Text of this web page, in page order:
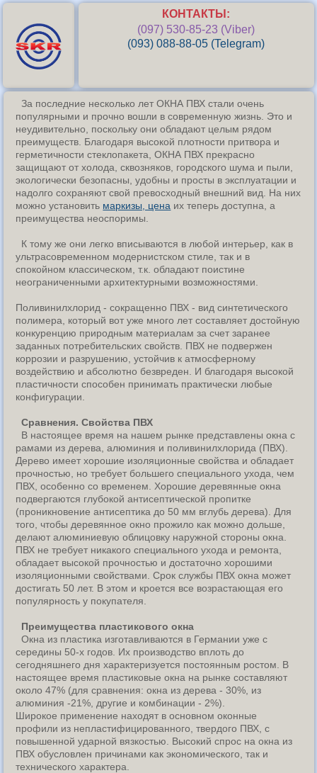
КОНТАКТЫ:
(097) 530-85-23 (Viber)
(093) 088-88-05 (Telegram)
За последние несколько лет ОКНА ПВХ стали очень
популярными и прочно вошли в современную жизнь. Это и
неудивительно, поскольку они обладают целым рядом
преимуществ. Благодаря высокой плотности притвора и
герметичности стеклопакета, ОКНА ПВХ прекрасно
защищают от холода, сквозняков, городского шума и пыли,
экологически безопасны, удобны и просты в эксплуатации и
надолго сохраняют свой превосходный внешний вид. На них
можно установить маркизы, цена их теперь доступна, а
преимущества неоспоримы.
К тому же они легко вписываются в любой интерьер, как в
ультрасовременном модернистском стиле, так и в
спокойном классическом, т.к. обладают поистине
неограниченными архитектурными возможностями.
Поливинилхлорид - сокращенно ПВХ - вид синтетического
полимера, который вот уже много лет составляет достойную
конкуренцию природным материалам за счет заранее
заданных потребительских свойств. ПВХ не подвержен
коррозии и разрушению, устойчив к атмосферному
воздействию и абсолютно безвреден. И благодаря высокой
пластичности способен принимать практически любые
конфигурации.
Сравнения. Свойства ПВХ
В настоящее время на нашем рынке представлены окна с
рамами из дерева, алюминия и поливинилхлорида (ПВХ).
Дерево имеет хорошие изоляционные свойства и обладает
прочностью, но требует большего специального ухода, чем
ПВХ, особенно со временем. Хорошие деревянные окна
подвергаются глубокой антисептической пропитке
(проникновение антисептика до 50 мм вглубь дерева). Для
того, чтобы деревянное окно прожило как можно дольше,
делают алюминиевую облицовку наружной стороны окна.
ПВХ не требует никакого специального ухода и ремонта,
обладает высокой прочностью и достаточно хорошими
изоляционными свойствами. Срок службы ПВХ окна может
достигать 50 лет. В этом и кроется все возрастающая его
популярность у покупателя.
Преимущества пластикового окна
Окна из пластика изготавливаются в Германии уже с
середины 50-х годов. Их производство вплоть до
сегодняшнего дня характеризуется постоянным ростом. В
настоящее время пластиковые окна на рынке составляют
около 47% (для сравнения: окна из дерева - 30%, из
алюминия -21%, другие и комбинации - 2%).
Широкое применение находят в основном оконные
профили из непластифицированного, твердого ПВХ, с
повышенной ударной вязкостью. Высокий спрос на окна из
ПВХ обусловлен причинами как экономического, так и
технического характера.